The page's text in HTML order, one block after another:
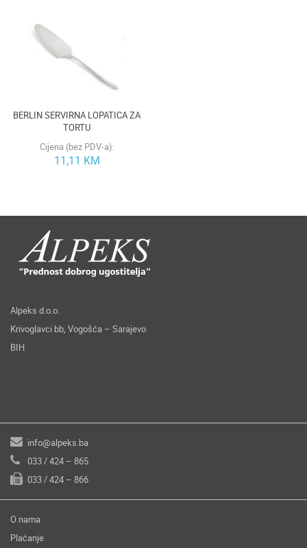
BERLIN SERVIRNA LOPATICA ZA
TORTU
Cijena (bez PDV-a):
11,11 KM
Alpeks d.o.o.
Krivoglavci bb, Vogošća – Sarajevo
BIH
info@alpeks.ba
033 / 424 – 865
033 / 424 – 866
O nama
Plaćanje